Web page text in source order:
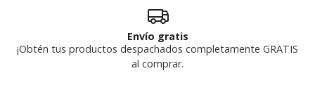
Envío gratis
¡Obtén tus productos despachados completamente GRATIS
al comprar.